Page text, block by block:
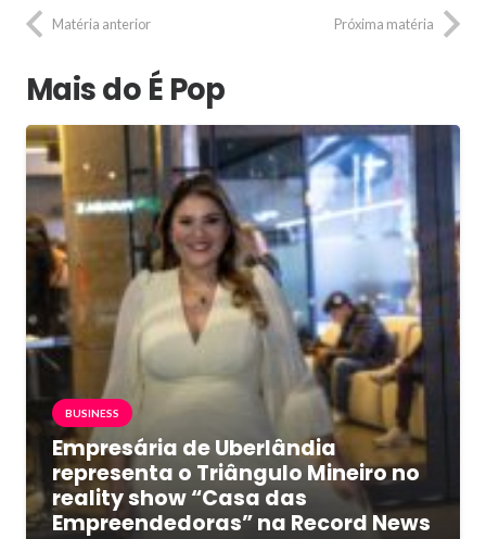
Matéria anterior Próxima matéria
Mais do É Pop
BUSINESS
Empresária de Uberlândia
representa o Triângulo Mineiro no
reality show “Casa das
Empreendedoras” na Record News